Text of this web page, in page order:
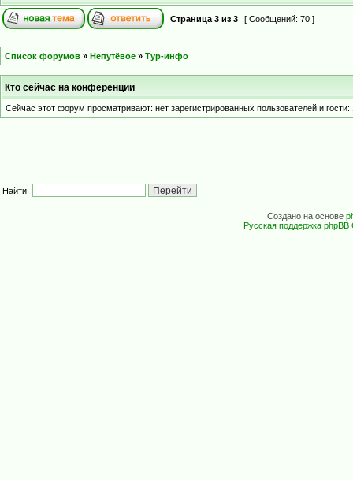
Страница 3 из 3 [ Сообщений: 70 ]
Список форумов » Непутёвое » Тур-инфо
Кто сейчас на конференции
Сейчас этот форум просматривают: нет зарегистрированных пользователей и гости:
Найти:
Создано на основе
Русская поддержка phpBB